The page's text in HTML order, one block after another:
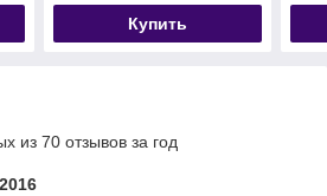
Купить
из 70 отзывов за год